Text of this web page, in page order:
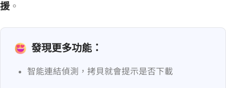
援。
發現更多功能：
智能連結偵測，拷貝就會提示是否下載